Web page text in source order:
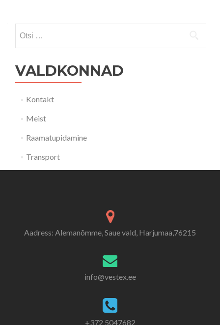
VALDKONNAD
Kontakt
Meist
Raamatupidamine
Transport
Aadress: Alemanõmme, Saue vald, Harjumaa,76215
info@vestex.ee
+372 5047682